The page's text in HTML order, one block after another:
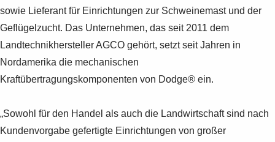
sowie Lieferant für Einrichtungen zur Schweinemast und der
Geflügelzucht. Das Unternehmen, das seit 2011 dem
Landtechnikhersteller AGCO gehört, setzt seit Jahren in
Nordamerika die mechanischen
Kraftübertragungskomponenten von Dodge® ein.
„Sowohl für den Handel als auch die Landwirtschaft sind nach
Kundenvorgabe gefertigte Einrichtungen von großer